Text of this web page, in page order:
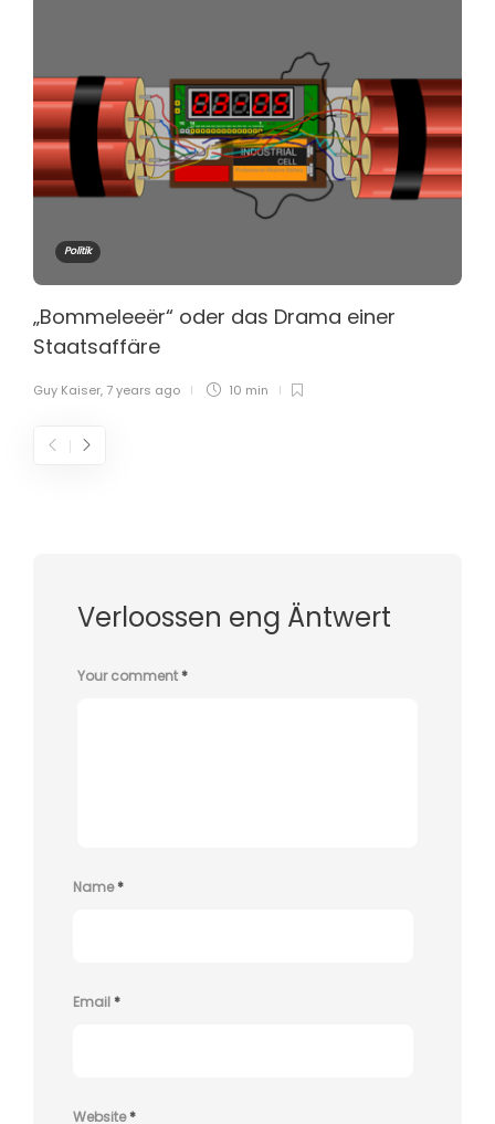
Politik
„Bommeleeër“ oder das Drama einer
Staatsaffäre
Guy Kaiser, 7 years ago 10 min
Verloossen eng Äntwert
Your comment*
Name*
Email*
Website*